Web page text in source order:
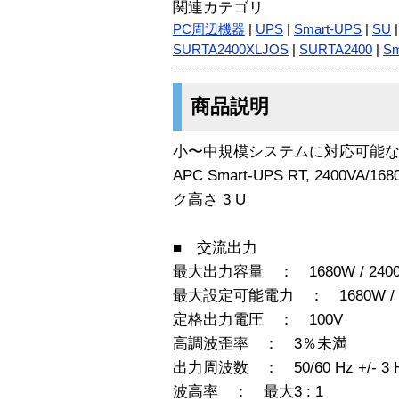
関連カテゴリ
PC周辺機器 UPS Smart-UPS SU
SURTA2400XLJOS
SURTA2400
商品説明
小〜中規模システムに対応可能
APC Smart-UPS RT, 2400VA/
ク高さ 3 U
■ 交流出力
最大出力容量 ： 1680W /
最大設定可能電力 ： 1680W /
定格出力電圧 ： 100V
高調波歪率 ： 3％未満
出力周波数 ： 50/60 Hz +/- 3
波高率 ： 最大3 : 1